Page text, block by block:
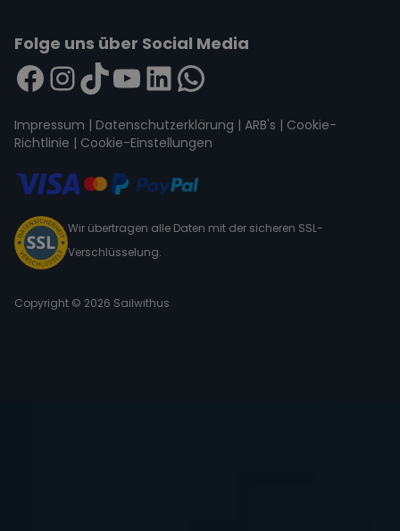
Folge uns über Social Media
Impressum | Datenschutzerklärung | ARB's | Cookie-
Richtlinie | Cookie-Einstellungen
Wir übertragen alle Daten mit der sicheren SSL-
Verschlüsselung.
Copyright © 2026 Sailwithus